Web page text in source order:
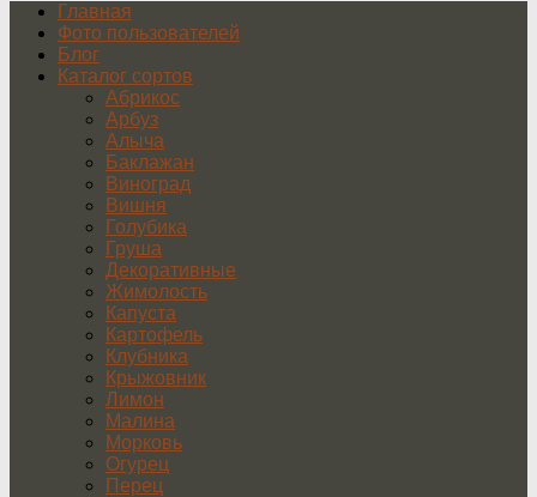
Главная
Фото пользователей
Блог
Каталог сортов
Абрикос
Арбуз
Алыча
Баклажан
Виноград
Вишня
Голубика
Груша
Декоративные
Жимолость
Капуста
Картофель
Клубника
Крыжовник
Лимон
Малина
Морковь
Огурец
Перец